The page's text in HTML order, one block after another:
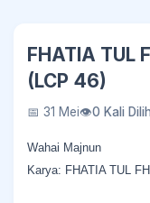
FHATIA TUL
(LCP 46)
📅 31 Mei👁0 Kali
Wahai Majnun
Karya: FHATIA TUL